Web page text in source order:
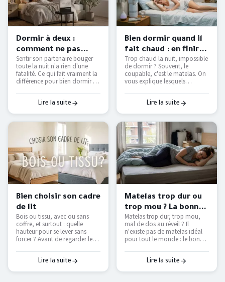
Dormir à deux :
comment ne pas
déranger son
partenaire ?
Sentir son partenaire bouger
toute la nuit n'a rien d'une
fatalité. Ce qui fait vraiment la
différence pour bien dormir à
avant d'acheter.
Lire la suite
Bien dormir quand il
fait chaud : en finir
avec les nuits moites
— Literie Bottz Liège
Trop chaud la nuit, impossible
de dormir ? Souvent, le
coupable, c'est le matelas. On
vous explique lesquels
vraiment, et comment
retrouver des nuits fraîches
sans tout remplacer.
Lire la suite
Bien choisir son cadre
de lit
Bois ou tissu, avec ou sans
coffre, et surtout : quelle
hauteur pour se lever sans
forcer ? Avant de regarder les
questions à se poser pour
choisir un cadre de lit qui dure
et qui vous facilite le
Lire la suite
Matelas trop dur ou
trop mou ? La bonne
fermeté selon votre
morphologie
Matelas trop dur, trop mou,
mal de dos au réveil ? Il
n'existe pas de matelas idéal
pour tout le monde : le bon
sommeil et de votre
corpulence. On vous explique
comment trouver le vôtre — et
Lire la suite